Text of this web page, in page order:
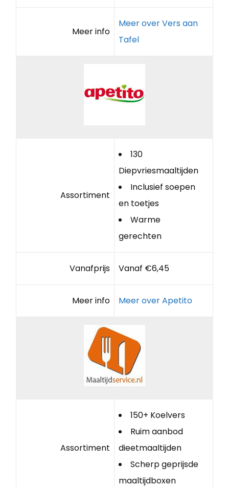
Meer info
Meer over Vers aan
Tafel
Assortiment
130
Diepvriesmaaltijden
Inclusief soepen
en toetjes
Warme
gerechten
Vanafprijs Vanaf €6,45
Meer info Meer over Apetito
Assortiment
150+ Koelvers
Ruim aanbod
dieetmaaltijden
Scherp geprijsde
maaltijdboxen